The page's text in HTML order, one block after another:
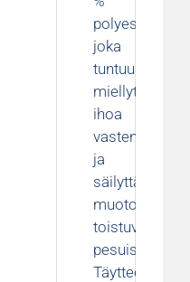
polyesteriä,
joka
tuntuu
miellyttävältä
ihoa
vasten
ja
säilyttää
muotonsa
toistuvissa
pesuissa.
Täytteenä